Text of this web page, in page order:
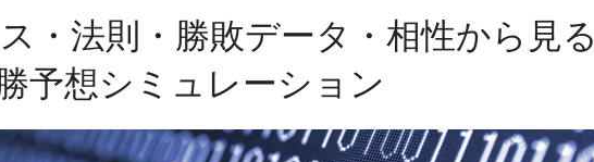
・法則・勝敗データ・相性から見る
予想シミュレーション